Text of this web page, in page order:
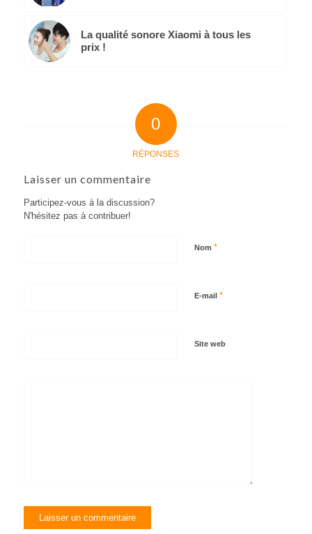
La qualité sonore Xiaomi à tous les
prix !
0
RÉPONSES
Laisser un commentaire
Participez-vous à la discussion?
N'hésitez pas à contribuer!
Nom *
E-mail *
Site web